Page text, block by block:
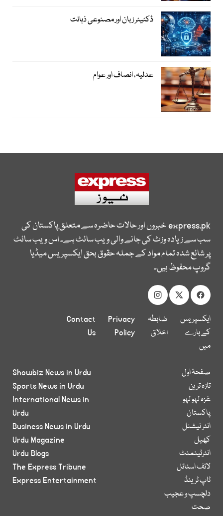
ڈکٹیٹر زبان اور مصنوعی ذہانت
عدلیہ، انصاف اور عوام
express.pkخبروں اور حالات حاضرہ سے متعلق پاکستان کی
سب سے زیادہ وزٹ کی جانے والی ویب سائٹ ہے۔ اس ویب سائٹ
پر شائع شدہ تمام مواد کے جملہ حقوق بحق ایکسپریس میڈیا
گروپ محفوظ ہیں۔
ایکسپریس
کے بارے
میں
ضابطہ
اخلاق
Privacy
Policy
Contact
Us
صفحۂ اول
تازہ ترین
غزہ لہو لہو
پاکستان
انٹر نیشنل
کھیل
انٹرٹینمنٹ
لائف اسٹائل
ٹاپ ٹرینڈ
دلچسپ و عجیب
صحت
Showbiz News in Urdu
Sports News in Urdu
International News in
Urdu
Business News in Urdu
Urdu Magazine
Urdu Blogs
The Express Tribune
Express Entertainment